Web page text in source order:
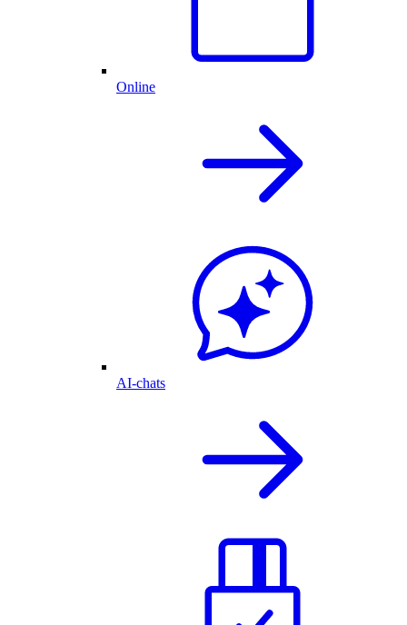
Online
AI-chats